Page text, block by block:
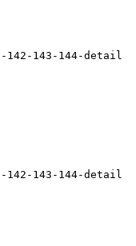
142-143-144-detail
142-143-144-detail